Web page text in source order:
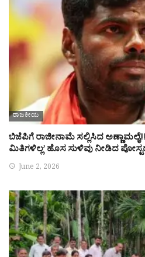
ರಾಜಕೀಯ
ಬಿಜೆಪಿಗೆ ರಾಜೀನಾಮೆ ಸಲ್ಲಿಸಿದ
ಮಿತಿಗಳಿಲ್ಲ’ ಹೊಸ ಸುಳಿವು ನೀಡಿದ
June 2, 2026